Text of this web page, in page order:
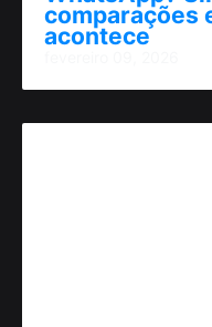
comparações
acontece